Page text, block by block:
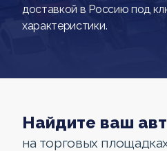
доставкой в Россию под
характеристики.
Найдите ваш
на торговых